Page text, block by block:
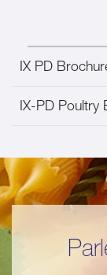
IX PD
IX-PD Poultry